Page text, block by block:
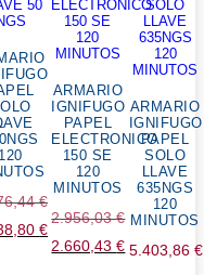
120
€
€
ARMARIO
IGNIFUGO
PAPEL
ELECTRONICO
150 SE
120
MINUTOS
2.956,03€
El
2.660,43€
ARMARIO
IGNIFUGO
PAPEL
SOLO
LLAVE
635NGS
120
MINUTOS
5.403,86 €